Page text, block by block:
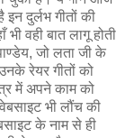
दुर्लभ गीतों की
वही बात लागू होती
जो लता जी के
रेयर गीतों को
में अपने काम को
भी लौंच की
के नाम से ही